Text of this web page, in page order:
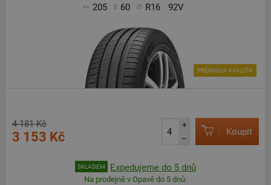
205 60 R16 92V
PRÉMIOVÁ KVALITA
4 181 Kč
3 153 Kč
+
–
Koupit
SKLADEM Expedujeme do 5 dnů
Na prodejně v Opavě do 5 dnů.